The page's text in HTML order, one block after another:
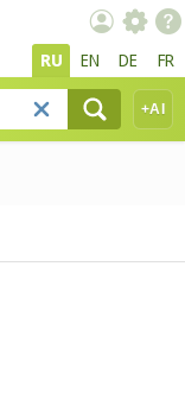
RU EN DE FR
+AI